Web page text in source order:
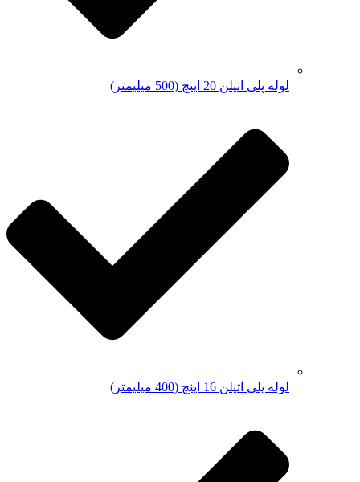
لوله پلی اتیلن 20 اینچ (500 میلیمتر)
لوله پلی اتیلن 16 اینچ (400 میلیمتر)